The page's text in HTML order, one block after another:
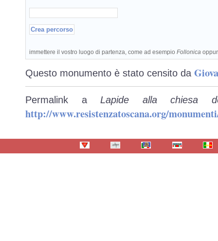
immettere il vostro luogo di partenza, come ad esempio Follonica
Questo monumento è stato censito da
Permalink a Lapide alla chiesa
http://www.resistenzatoscana.org/